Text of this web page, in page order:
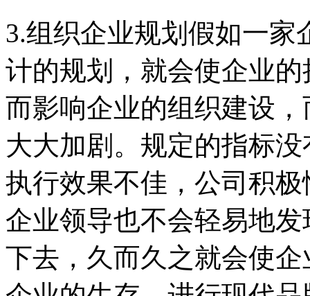
3.组织企业规划假如一
计的规划，就会使企业
而影响企业的组织建设
大大加剧。规定的指标
执行效果不佳，公司积
企业领导也不会轻易地
下去，久而久之就会使